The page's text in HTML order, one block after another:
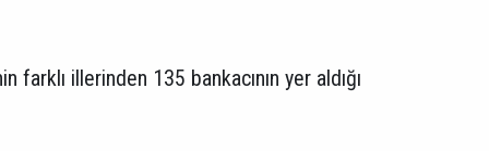
illerinden 135 bankacının yer aldığı